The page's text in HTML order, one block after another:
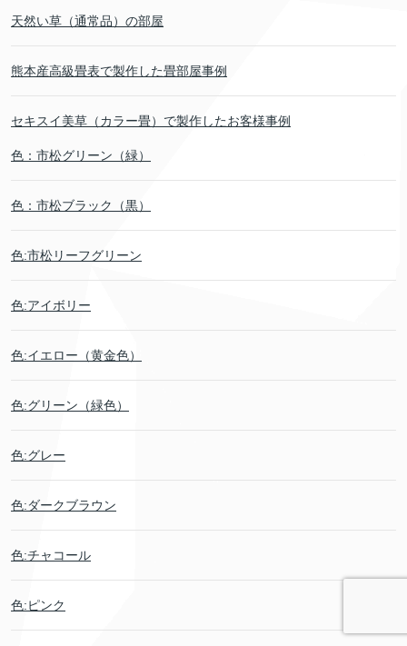
天然い草（通常品）の部屋
熊本産高級畳表で製作した畳部屋事例
セキスイ美草（カラー畳）で製作したお客様事例
色：市松グリーン（緑）
色：市松ブラック（黒）
色:市松リーフグリーン
色:アイボリー
色:イエロー（黄金色）
色:グリーン（緑色）
色:グレー
色:ダークブラウン
色:チャコール
色:ピンク